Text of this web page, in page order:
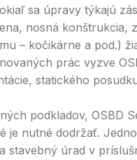
sa úpravy týkajú
nosná konštrukcia,
– kočikárne a pod.)
prác vyzve
statického
podkladov, OSBD
je nutné dodržať.
stavebný úrad v